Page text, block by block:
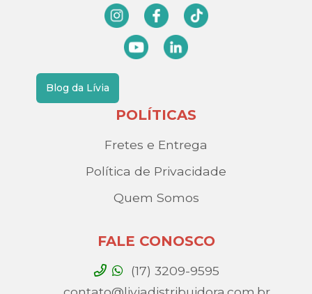
Blog da Lívia
POLÍTICAS
Fretes e Entrega
Política de Privacidade
Quem Somos
FALE CONOSCO
(17) 3209-9595